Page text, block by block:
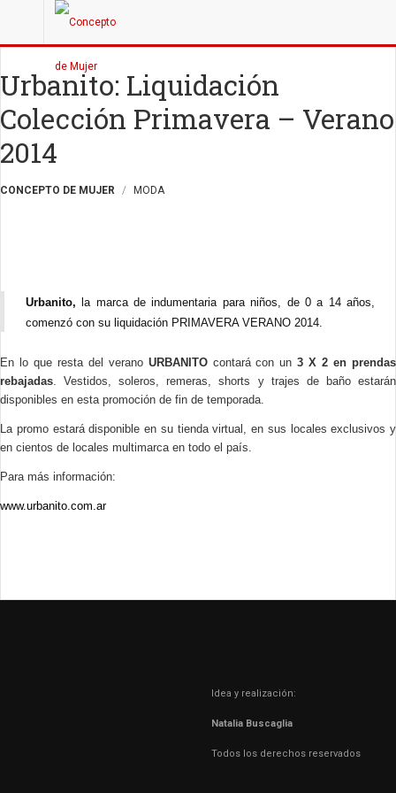
Urbanito: Liquidación
Colección Primavera – Verano
2014
CONCEPTO DE MUJER MODA
Urbanito, la marca de indumentaria para niños, de 0 a 14 años,
comenzó con su liquidación PRIMAVERA VERANO 2014.
En lo que resta del verano URBANITOcontará con un3 X 2 en prendas
rebajadas.Vestidos, soleros, remeras, shorts y trajes de baño estarán
disponibles en esta promoción de fin de temporada.
La promo estarádisponible en su tienda virtual, en sus locales exclusivos y
en cientos de locales multimarca en todo el país.
Para más información:
www.urbanito.com.ar
Idea y realización:
Natalia Buscaglia
Todos los derechos reservados